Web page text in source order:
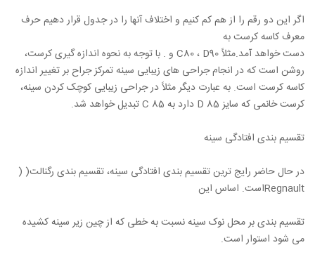
اگر این دو رقم را از هم کم کنیم و اختلاف آنها را در جدول قرار دهیم حرف
معرف کاسه کرست به
دست خواهد آمد.مثلاً C80 ، D90 و . با توجه به نحوه اندازه گیری کرست،
روشن است که در انجام جراحی های زیبایی سینه تمرکز جراح بر تغییر اندازه
کاسه کرست است. به عبارت دیگر مثلاً در جراحی زیبایی کوچک کردن سینه،
کرست خانمی که سایز D 85 دارد به C 85 تبدیل خواهد شد.
تقسیم بندی افتادگی سینه
در حال حاضر رایج ترین تقسیم بندی افتادگی سینه، تقسیم بندی رگنالت( (
Regnaultاست. اساس این
تقسیم بندی بر محل نوک سینه نسبت به خطی که از چین زیر سینه کشیده
می شود استوار است.